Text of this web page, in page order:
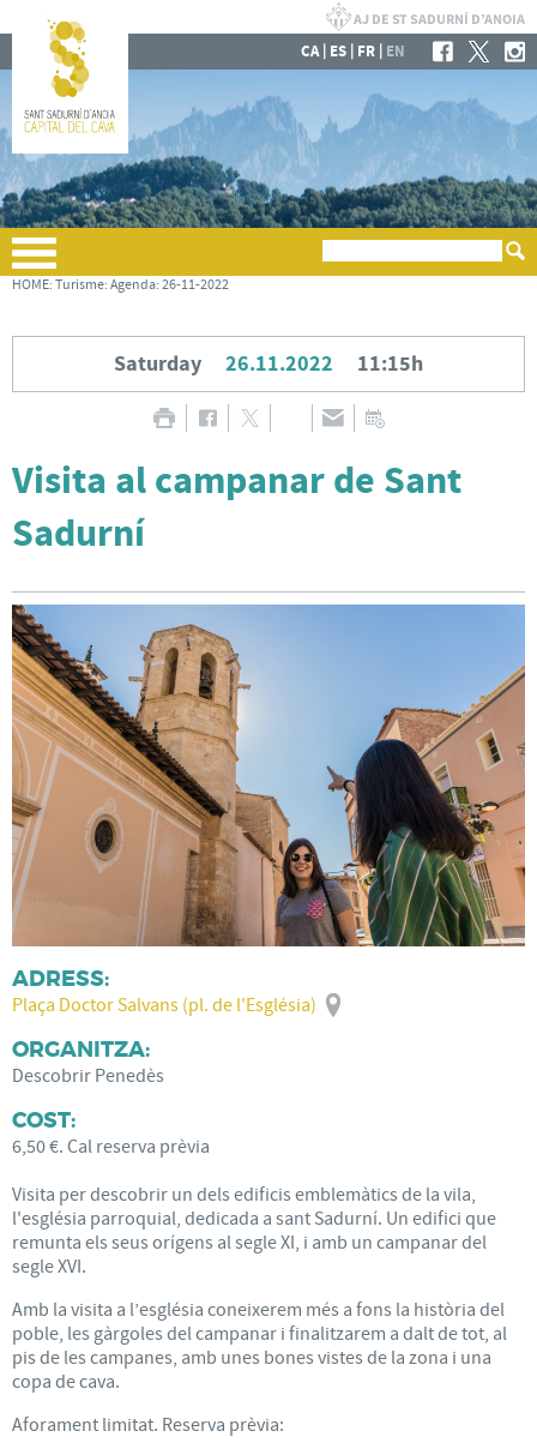
CA| ES | FR | EN
HOME: Turisme: Agenda: 26-11-2022
Saturday 26.11.2022 11:15h
Visita al campanar de Sant
Sadurní
ADRESS:
Plaça Doctor Salvans (pl. de l'Església)
ORGANITZA:
Descobrir Penedès
COST:
6,50 €. Cal reserva prèvia
Visita per descobrir un dels edificis emblemàtics de la vila,
l'església parroquial, dedicada a sant Sadurní. Un edifici que
remunta els seus orígens al segle XI, i amb un campanar del
segle XVI.
Amb la visita a l’església coneixerem més a fons la història del
poble, les gàrgoles del campanar i finalitzarem a dalt de tot, al
pis de les campanes, amb unes bones vistes de la zona i una
copa de cava.
Aforament limitat. Reserva prèvia: